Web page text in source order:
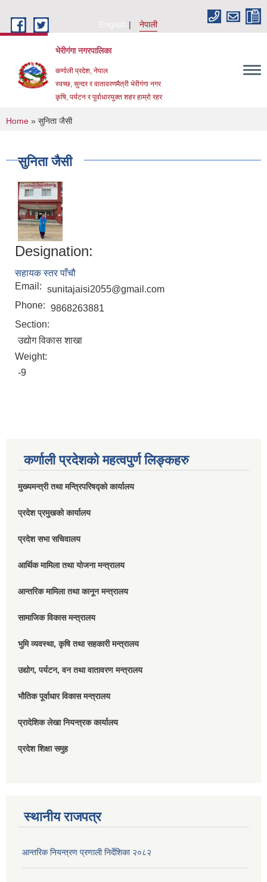
English
नेपाली
भेरीगंगा नगरपालिका
कर्णाली प्रदेश, नेपाल
स्वच्छ, सुन्दर र वातावरणमैत्री भेरीगंगा नगर
कृषि, पर्यटन र पुर्वाधारयुक्त शहर हाम्रो रहर
You are here
Home » सुनिता जैसी
सुनिता जैसी
Designation:
सहायक स्तर पाँचौ
Email: sunitajaisi2055@gmail.com
Phone: 9868263881
Section:
उद्योग विकास शाखा
Weight:
-9
कर्णाली प्रदेशको महत्वपुर्ण लिङ्कहरु
मुख्यमन्त्री तथा मन्त्रिपरिषद्को कार्यालय
प्रदेश प्रमुखको कार्यालय
प्रदेश सभा सचिवालय
आर्थिक मामिला तथा योजना मन्त्रालय
आन्तरिक मामिला तथा कानून मन्त्रालय
सामाजिक विकास मन्त्रालय
भुमि व्यवस्था, कृषि तथा सहकारी मन्त्रालय
उद्योग, पर्यटन, वन तथा वातावरण मन्त्रालय
भौतिक पूर्वाधार विकास मन्त्रालय
प्रादेशिक लेखा नियन्त्रक कार्यालय
प्रदेश शिक्षा समुह
स्थानीय राजपत्र
आन्तरिक नियन्त्रण प्रणाली निर्देशिका २०८२